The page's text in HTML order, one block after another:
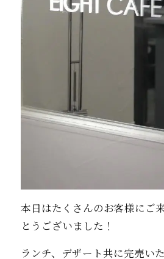
本日はたくさんのお客様にご
とうございました！
ランチ、デザート共に完売い